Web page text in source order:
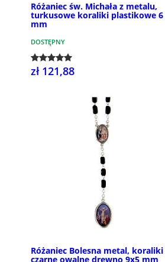
Różaniec św. Michała z metalu,
turkusowe koraliki plastikowe 6
mm
DOSTĘPNY
zł 121,88
Różaniec Bolesna metal, koraliki
czarne owalne drewno 9x5 mm